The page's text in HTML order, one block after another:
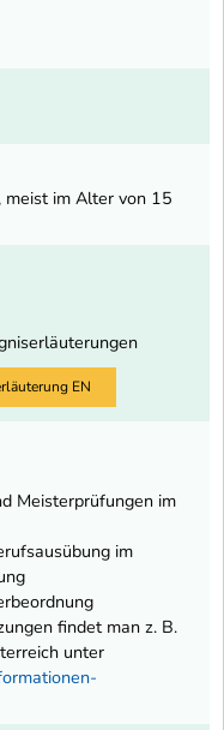
im Alter von 15
EN
Meisterprüfungen im
im
findet man z. B.
unter